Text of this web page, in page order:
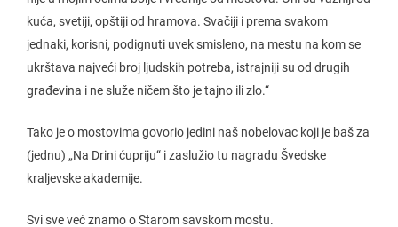
kuća, svetiji, opštiji od hramova. Svačiji i prema svakom
jednaki, korisni, podignuti uvek smisleno, na mestu na kom se
ukrštava najveći broj ljudskih potreba, istrajniji su od drugih
građevina i ne služe ničem što je tajno ili zlo.“
Tako je o mostovima govorio jedini naš nobelovac koji je baš za
(jednu) „Na Drini ćupriju“ i zaslužio tu nagradu Švedske
kraljevske akademije.
Svi sve već znamo o Starom savskom mostu.